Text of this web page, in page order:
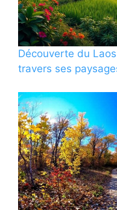
Découverte du
travers ses